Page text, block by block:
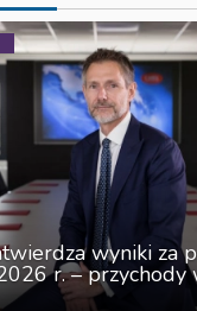
wyniki za
r. – przychody